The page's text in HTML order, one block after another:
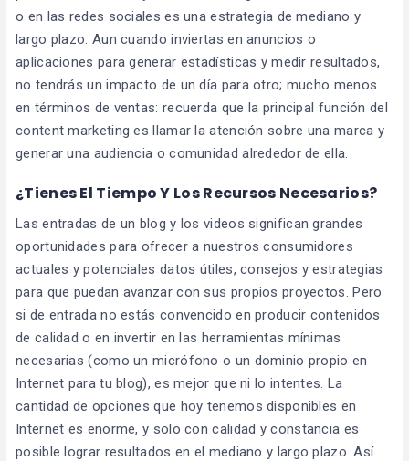
o en las redes sociales es una estrategia de mediano y
largo plazo. Aun cuando inviertas en anuncios o
aplicaciones para generar estadísticas y medir resultados,
no tendrás un impacto de un día para otro; mucho menos
en términos de ventas: recuerda que la principal función del
content marketing es llamar la atención sobre una marca y
generar una audiencia o comunidad alrededor de ella.
¿Tienes El Tiempo Y Los Recursos Necesarios?
Las entradas de un blog y los videos significan grandes
oportunidades para ofrecer a nuestros consumidores
actuales y potenciales datos útiles, consejos y estrategias
para que puedan avanzar con sus propios proyectos. Pero
si de entrada no estás convencido en producir contenidos
de calidad o en invertir en las herramientas mínimas
necesarias (como un micrófono o un dominio propio en
Internet para tu blog), es mejor que ni lo intentes. La
cantidad de opciones que hoy tenemos disponibles en
Internet es enorme, y solo con calidad y constancia es
posible lograr resultados en el mediano y largo plazo. Así